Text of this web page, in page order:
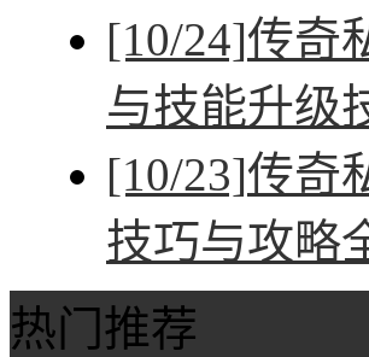
[10/24]传奇
与技能升级
[10/23]传奇
技巧与攻略
热门推荐